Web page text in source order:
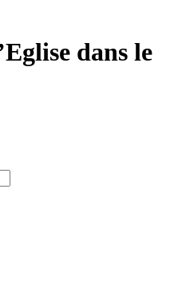
dans le